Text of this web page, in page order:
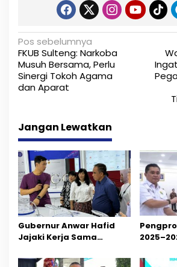
N
a
v
g
a
s
i
p
o
s
Pos sebelumnya
FKUB Sulteng: Narkoba
Musuh Bersama, Perlu
Sinergi Tokoh Agama
dan Aparat
Jangan Lewatkan
Gubernur Anwar Hafid
Jajaki Kerja Sama
di Hainan, China